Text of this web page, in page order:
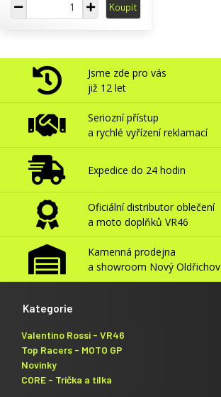
Koupit
Jsme zde pro vás
již 12 let
Seriozní přístup
a rychlé vyřízení reklamací
Expedice do 24 hodin
Oficiální distributor oblečení
a moto doplňků VR46
Kamenná prodejna
a showroom Nový Oldřichov
Kategorie
Valentino Rossi - VR46
Top Racers - MOTO GP
Novinky
CORE - Trička a tílka